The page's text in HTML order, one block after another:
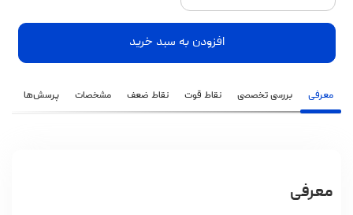
افزودن به سبد خرید
معرفی بررسی تخصصی نقاط قوت نقاط ضعف مشخصات پرسش‌ها
معرفی